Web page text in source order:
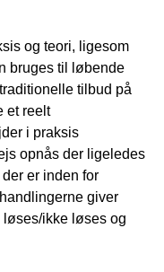
og teori, ligesom
bruges til løbende
tilbud på
et reelt
i praksis
opnås der ligeledes
er inden for
giver
løses/ikke løses og